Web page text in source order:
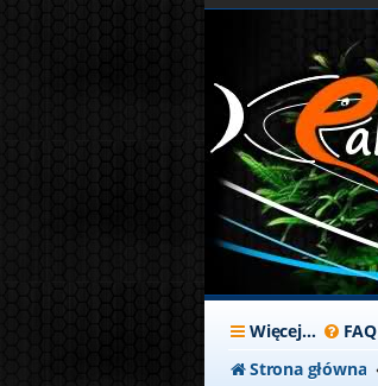
Więcej… FAQ
Strona główna